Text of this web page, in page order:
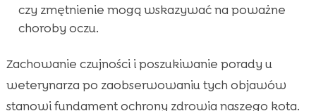
czy zmętnienie mogą wskazywać na poważne
choroby oczu.
Zachowanie czujności i poszukiwanie porady u
weterynarza po zaobserwowaniu tych objawów
stanowi fundament ochrony zdrowia naszego kota.